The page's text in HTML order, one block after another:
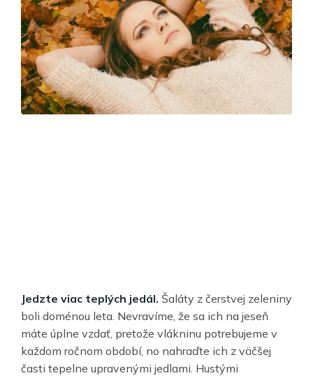
Jedzte viac teplých jedál. Šaláty z čerstvej zeleniny
boli doménou leta. Nevravíme, že sa ich na jeseň
máte úplne vzdať, pretože vlákninu potrebujeme v
každom ročnom období, no nahraďte ich z väčšej
časti tepelne upravenými jedlami. Hustými